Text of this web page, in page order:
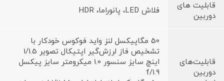
قابلیت های
دوربین
فلاش LED، پانوراما، HDR
قابلیت‌های
دوربین
50 مگاپیکسل لنز واید فوکوس خودکار با
تشخیص فاز لرزش‌گیر اپتیکال تصویر 1/1.5
اینچ سایز سنسور 1.0 میکرومتر سایز پیکسل
f/1.9